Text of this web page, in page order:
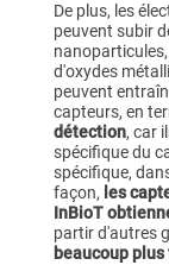
De plus, les
peuvent subir
d'oxydes
peuvent
capteurs, en
détection, car
spécifique du
spécifique,
façon, les
InBioT
partir d'autres
beaucoup